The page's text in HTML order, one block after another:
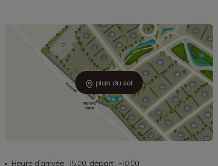
plan du sol
Heure d'arrivée : 15:00, départ : -10:00